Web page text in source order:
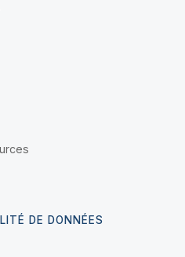
DE DONNÉES